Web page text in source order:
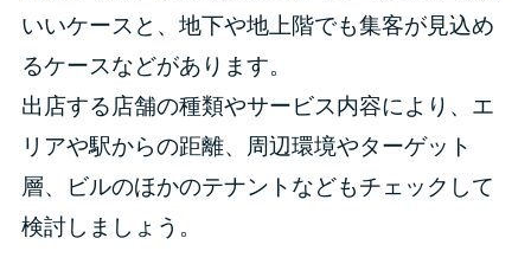
いいケースと、地下や地上階でも集客が見込め
るケースなどがあります。
出店する店舗の種類やサービス内容により、エ
リアや駅からの距離、周辺環境やターゲット
層、ビルのほかのテナントなどもチェックして
検討しましょう。